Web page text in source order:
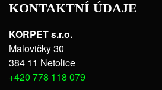
KONTAKTNÍ ÚDAJE
KORPET s.r.o.
Malovičky 30
384 11 Netolice
+420 778 118 079